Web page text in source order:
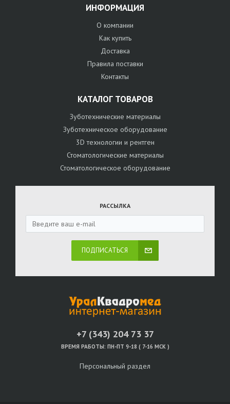
ИНФОРМАЦИЯ
О компании
Как купить
Доставка
Правила поставки
Контакты
КАТАЛОГ ТОВАРОВ
Зуботехнические материалы
Зуботехническое оборудование
3D технологии и рентген
Стоматологические материалы
Стоматологическое оборудование
РАССЫЛКА
ПОДПИСАТЬСЯ
+7 (343) 204 73 37
ВРЕМЯ РАБОТЫ: ПН-ПТ 9-18 ( 7-16 МСК )
Персональный раздел